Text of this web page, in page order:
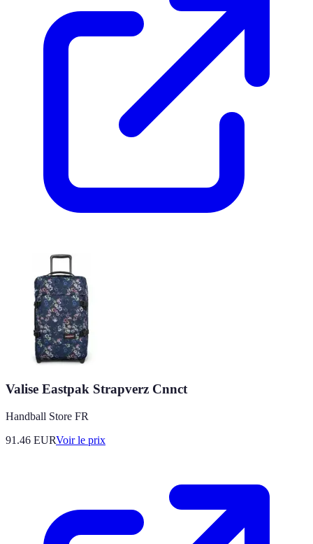
Valise Eastpak Strapverz Cnnct
Handball Store FR
91.46 EURVoir le prix